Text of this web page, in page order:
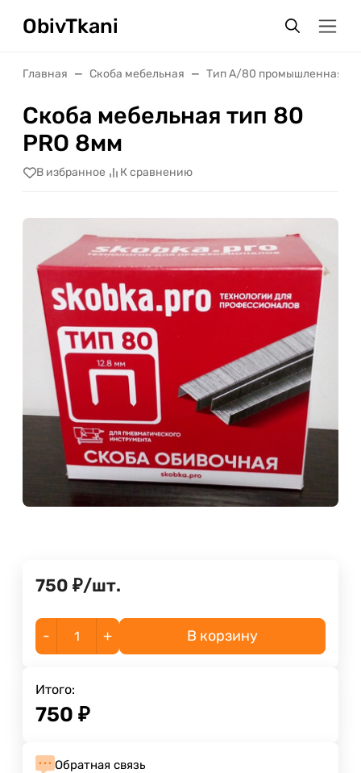
ObivTkani
Главная Скоба мебельная Тип А/80 промышленная
Скоба мебельная тип 80
PRO 8мм
В избранное К сравнению
750 ₽/шт.
- + В корзину
Итого:
750 ₽
Обратная связь